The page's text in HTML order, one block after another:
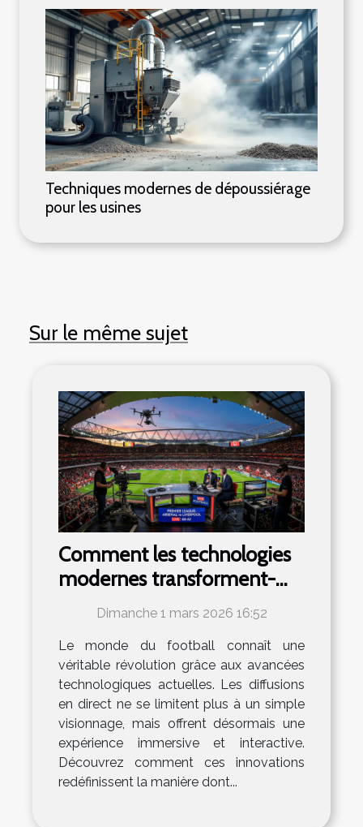
Techniques modernes de dépoussiérage
pour les usines
Sur le même sujet
Comment les technologies
modernes transforment-
elles les diffusions de
Dimanche 1 mars 2026 16:52
Le monde du football connaît une
véritable révolution grâce aux avancées
technologiques actuelles. Les diffusions
en direct ne se limitent plus à un simple
visionnage, mais offrent désormais une
expérience immersive et interactive.
Découvrez comment ces innovations
redéfinissent la manière dont...